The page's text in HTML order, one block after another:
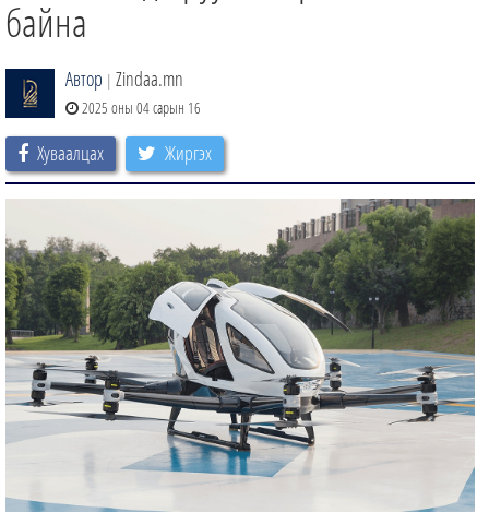
байна
Автор | Zindaa.mn
2025 оны 04 сарын 16
Хуваалцах Жиргэх